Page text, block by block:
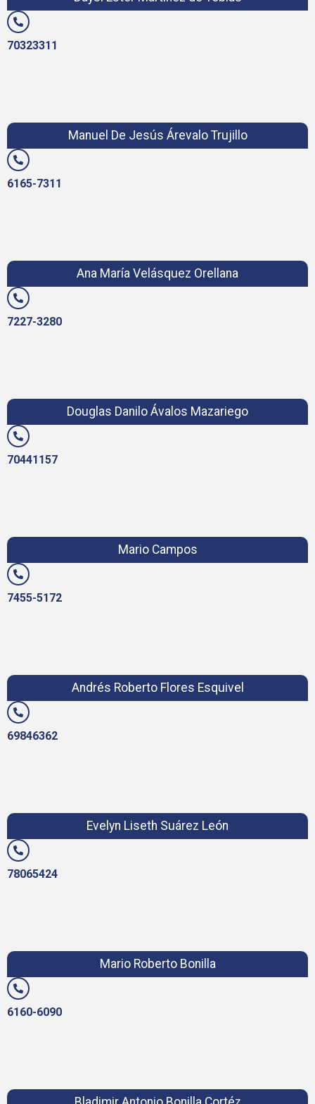
70323311
Manuel De Jesús Árevalo Trujillo
6165-7311
Ana María Velásquez Orellana
7227-3280
Douglas Danilo Ávalos Mazariego
70441157
Mario Campos
7455-5172
Andrés Roberto Flores Esquivel
69846362
Evelyn Liseth Suárez León
78065424
Mario Roberto Bonilla
6160-6090